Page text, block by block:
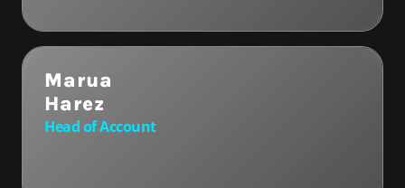
Marua
Harez
Head of Account